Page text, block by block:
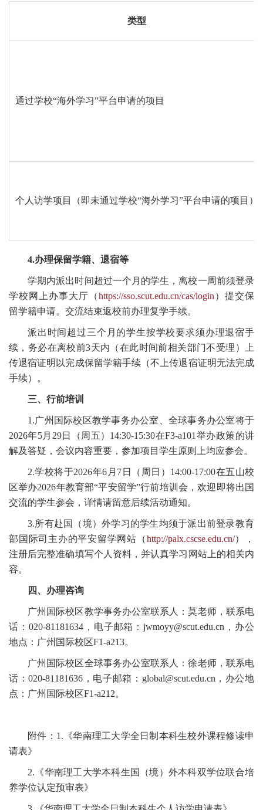
类型
通过学校“海外学习”平台申请的项目
个人访学项目（即未通过学校“海外学习”平台申请的项目）
4.办理保留学籍、退宿等
学期内派出时间超过一个月的学生，离校一周前须登录
学校网上办事大厅（https://sso.scut.edu.cn/cas/login ）提交保
留学籍申请。交流结束返校前办理复学手续。
派出时间超过三个月的学生按学校要求须办理退宿手
续，务必在离校前3天内（在此时间前相关部门不受理）上
传退宿证明以完成保留学籍手续（不上传退宿证明无法完成
手续）。
三、行前培训
1.广州国际校区教学事务办公室、全球事务办公室将于
2026年5月29日（周五）14:30-15:30在F3-a101举办政策的讲
解及答疑，会议内容重要，参加项目学生原则上均应参会。
2.学校将于2026年6月7日（周日）14:00-17:00在五山校
区举办2026年教育部“平安留学”行前培训会，欢迎即将出国
交流的学生参会，详情请留意后续活动通知。
3.所有赴国（境）外学习的学生均须于派出前登录教育
部国际司主办的平安留学网站（http://palx.cscse.edu.cn/），
注册后完整准确填写个人资料，并认真学习网站上的相关内
容。
四、办理咨询
广州国际校区教学事务办公室联系人：莫老师，联系电
话：020-81181634，电子邮箱：jwmoyy@scut.edu.cn，办公
地点：广州国际校区F1-a213。
广州国际校区全球事务办公室联系人：徐老师，联系电
话：020-81181636，电子邮箱：global@scut.edu.cn，办公地
点：广州国际校区F1-a212。
附件：1.《华南理工大学全日制本科生校外课程修读申
请表》
2.《华南理工大学本科生国（境）外本科双学位联合培
养学位认定预审表》